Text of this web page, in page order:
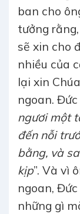
ban cho
tưởng
sẽ xin cho
nhiều của
lại xin
ngoan. Đức
ngươi một
đến nỗi
bằng, và
kịp”. Và vì
ngoan,
những gì